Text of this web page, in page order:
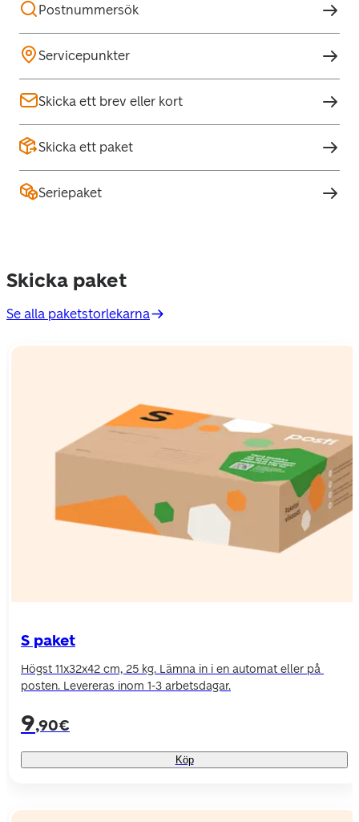
Postnummersök
Servicepunkter
Skicka ett brev eller kort
Skicka ett paket
Seriepaket
Skicka paket
Se alla paketstorlekarna
S paket
Högst 11x32x42 cm, 25 kg. Lämna in i en automat eller på
posten. Levereras inom 1-3 arbetsdagar.
9,90€
Köp